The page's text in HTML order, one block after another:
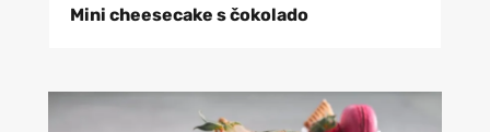
Mini cheesecake s čokolado